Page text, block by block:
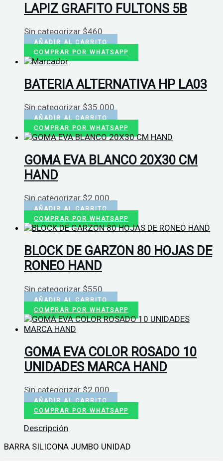
LAPIZ GRAFITO FULTONS 5B
Sin categorizar $460
AÑADIR AL CARRITO
COMPRAR POR WHATSAPP
BATERIA ALTERNATIVA HP LA03
Sin categorizar $35.000
AÑADIR AL CARRITO
COMPRAR POR WHATSAPP
GOMA EVA BLANCO 20X30 CM
HAND
Sin categorizar$2.000
AÑADIR AL CARRITO
COMPRAR POR WHATSAPP
BLOCK DE GARZON 80 HOJAS DE
RONEO HAND
Sin categorizar $550
AÑADIR AL CARRITO
COMPRAR POR WHATSAPP
GOMA EVA COLOR ROSADO 10
UNIDADES MARCA HAND
Sin categorizar $2.000
AÑADIR AL CARRITO
COMPRAR POR WHATSAPP
Descripción
BARRA SILICONA JUMBO UNIDAD